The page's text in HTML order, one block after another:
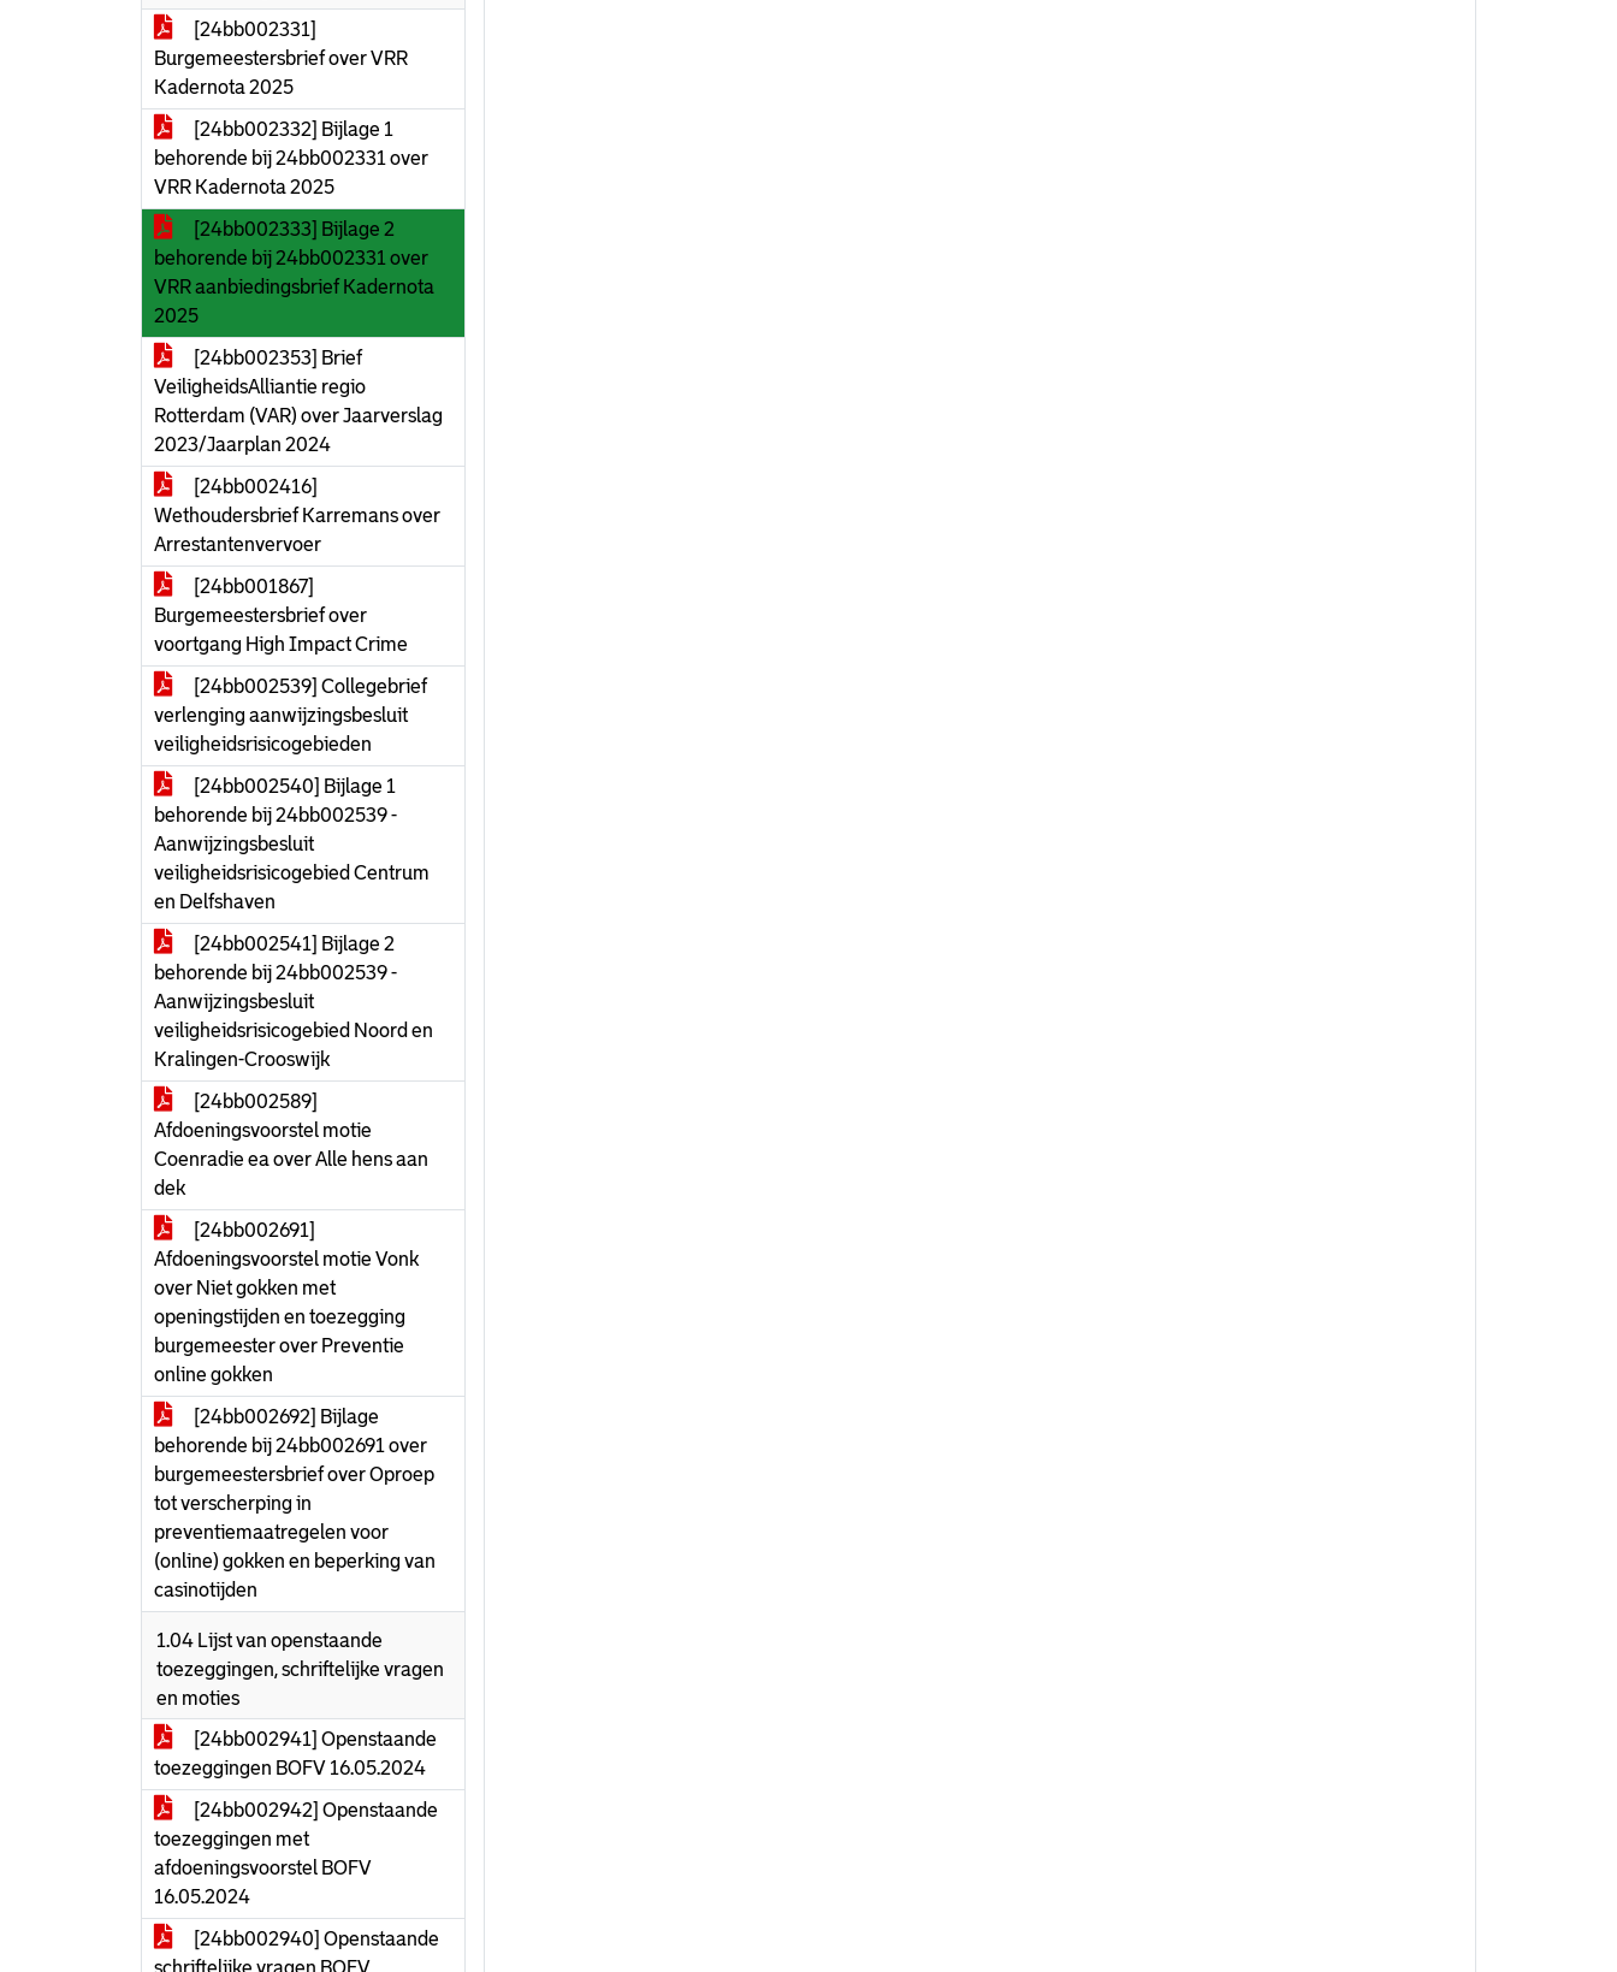
[24bb002331]
Burgemeestersbrief over VRR
Kadernota 2025
[24bb002332] Bijlage 1
behorende bij 24bb002331 over
VRR Kadernota 2025
[24bb002333] Bijlage 2
behorende bij 24bb002331 over
VRR aanbiedingsbrief Kadernota
2025
[24bb002353] Brief
VeiligheidsAlliantie regio
Rotterdam (VAR) over Jaarverslag
2023/Jaarplan 2024
[24bb002416]
Wethoudersbrief Karremans over
Arrestantenvervoer
[24bb001867]
Burgemeestersbrief over
voortgang High Impact Crime
[24bb002539] Collegebrief
verlenging aanwijzingsbesluit
veiligheidsrisicogebieden
[24bb002540] Bijlage 1
behorende bij 24bb002539 -
Aanwijzingsbesluit
veiligheidsrisicogebied Centrum
en Delfshaven
[24bb002541] Bijlage 2
behorende bij 24bb002539 -
Aanwijzingsbesluit
veiligheidsrisicogebied Noord en
Kralingen-Crooswijk
[24bb002589]
Afdoeningsvoorstel motie
Coenradie ea over Alle hens aan
dek
[24bb002691]
Afdoeningsvoorstel motie Vonk
over Niet gokken met
openingstijden en toezegging
burgemeester over Preventie
online gokken
[24bb002692] Bijlage
behorende bij 24bb002691 over
burgemeestersbrief over Oproep
tot verscherping in
preventiemaatregelen voor
(online) gokken en beperking van
casinotijden
1.04 Lijst van openstaande
toezeggingen, schriftelijke vragen
en moties
[24bb002941] Openstaande
toezeggingen BOFV 16.05.2024
[24bb002942] Openstaande
toezeggingen met
afdoeningsvoorstel BOFV
16.05.2024
[24bb002940] Openstaande
schriftelijke vragen BOFV